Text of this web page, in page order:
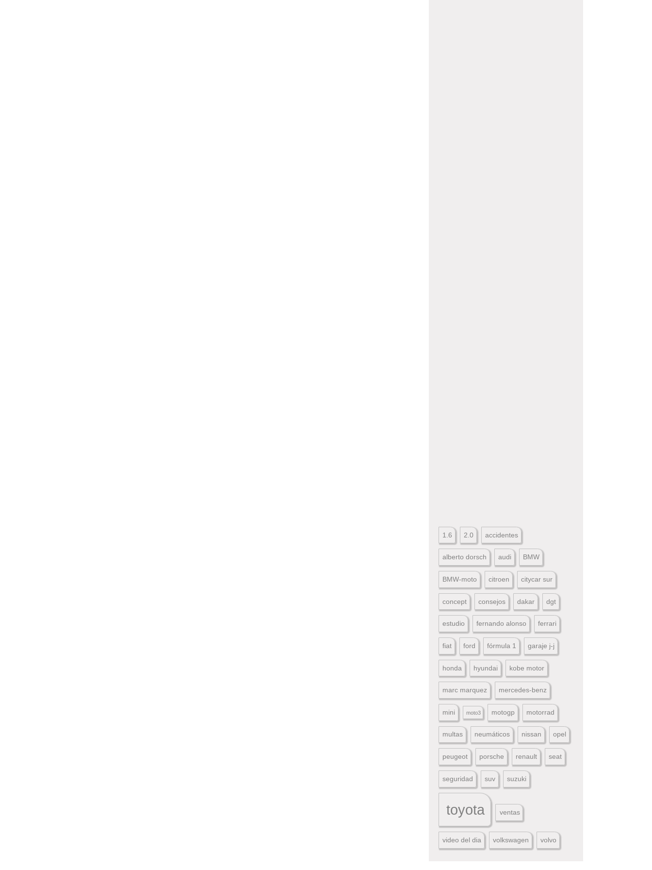
1.6 2.0 accidentes
alberto dorsch audi BMW
BMW-moto citroen citycar sur
concept consejos dakar dgt
estudio fernando alonso ferrari
fiat ford fórmula 1 garaje j-j
honda hyundai kobe motor
marc marquez mercedes-benz
mini moto3 motogp motorrad
multas neumáticos nissan opel
peugeot porsche renault seat
seguridad suv suzuki
toyota ventas
video del dia volkswagen volvo